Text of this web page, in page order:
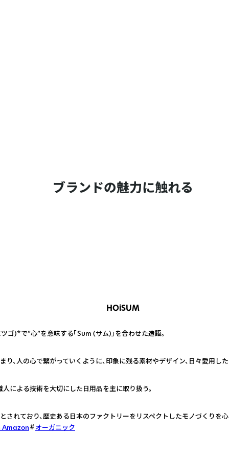
ブランドの魅力に触れる
HOiSUM
ゴ)*で”心”を意味する「Sum (サム)」を合わせた造語。
り、人の心で繋がっていくように、印象に残る素材やデザイン、日々愛用し
による技術を大切にした日用品を主に取り扱う。
されており、歴史ある日本のファクトリーをリスペクトしたモノづくりを心
Amazon
オーガニック